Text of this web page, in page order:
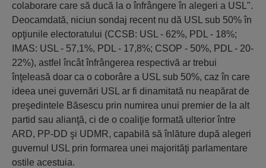
colaborare care să ducă la o înfrângere în alegeri a USL".
Deocamdată, niciun sondaj recent nu dă USL sub 50% în
opţiunile electoratului (CCSB: USL - 62%, PDL - 18%;
IMAS: USL - 57,1%, PDL - 17,8%; CSOP - 50%, PDL - 20-
22%), astfel încât înfrângerea respectivă ar trebui
înţeleasă doar ca o coborâre a USL sub 50%, caz în care
ideea unei guvernări USL ar fi dinamitată nu neapărat de
preşedintele Băsescu prin numirea unui premier de la alt
partid sau alianţă, ci de o coaliţie formată ulterior între
ARD, PP-DD şi UDMR, capabilă să înlăture după alegeri
guvernul USL prin formarea unei majorităţi parlamentare
ostile acestuia.